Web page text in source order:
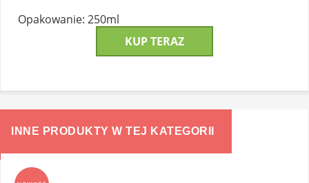
Opakowanie: 250ml
KUP TERAZ
INNE PRODUKTY W TEJ KATEGORII